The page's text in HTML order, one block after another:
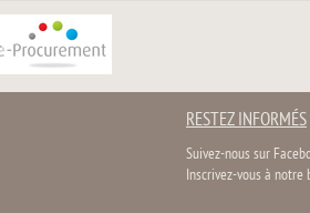
RESTEZ INFORMÉS
Suivez-nous sur
Inscrivez-vous à